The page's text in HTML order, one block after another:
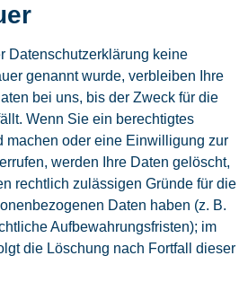
Datenschutzerklärung keine
genannt wurde, verbleiben Ihre
bei uns, bis der Zweck für die
Wenn Sie ein berechtigtes
machen oder eine Einwilligung zur
werden Ihre Daten gelöscht,
rechtlich zulässigen Gründe für die
Daten haben (z. B.
Aufbewahrungsfristen); im
die Löschung nach Fortfall dieser